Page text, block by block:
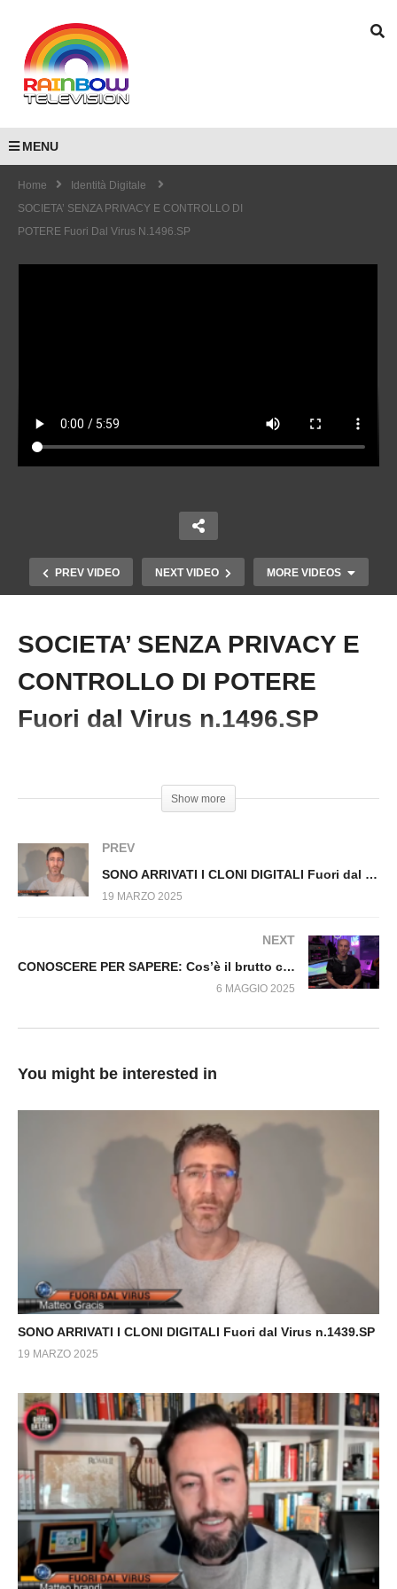
MENU
Home
Identità Digitale
SOCIETA’ SENZA PRIVACY E CONTROLLO DI
POTERE Fuori Dal Virus N.1496.SP
PREV VIDEO NEXT VIDEO MORE VIDEOS
Copy Embed Code
LICENZIATI CON UN CHATBOT Fuori dal Virus
n.1431.SP
SOCIETA’ SENZA PRIVACY E
CONTROLLO DI POTERE
Fuori dal Virus n.1496.SP
Show more
PREV
SONO ARRIVATI I CLONI DIGITALI Fuori dal Virus n.1439.SP
19 MARZO 2025
NEXT
CONOSCERE PER SAPERE: Cos’è il brutto carattere? come nasce e come si risolve
6 MAGGIO 2025
You might be interested in
SONO ARRIVATI I CLONI DIGITALI Fuori dal Virus n.1439.SP
19 MARZO 2025